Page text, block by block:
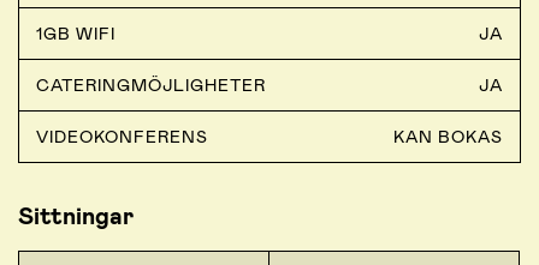
1GB WIFI JA
CATERINGMÖJLIGHETER JA
VIDEOKONFERENS KAN BOKAS
Sittningar